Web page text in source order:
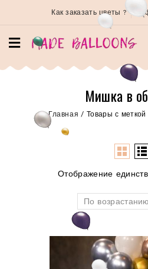
Как заказать цветы ?
Мишка в
Главная /Товары с
Отображение
По